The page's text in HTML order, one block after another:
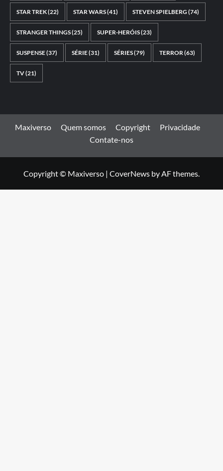
STAR TREK(22) STAR WARS(41) STEVEN SPIELBERG (74)
STRANGER THINGS(25) SUPER-HERÓIS(23)
SUSPENSE(37) SÉRIE(31) SÉRIES(79) TERROR(63)
TV(21)
Maxiverso Quem somos Copyright
Privacidade
Contate-nos
Copyright © Maxiverso | CoverNews by AF themes.